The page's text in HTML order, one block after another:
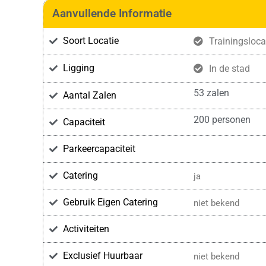
Aanvullende Informatie
Soort Locatie
Ligging In de stad
Aantal Zalen 53 zalen
Capaciteit 200 personen
Parkeercapaciteit
Catering ja
Gebruik Eigen Catering niet bekend
Activiteiten
Exclusief Huurbaar niet bekend